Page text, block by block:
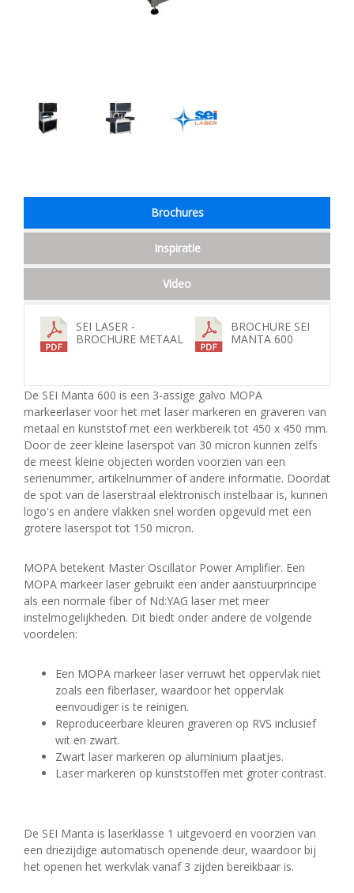
Brochures
Inspiratie
Video
SEI LASER -
BROCHURE METAAL
BROCHURE SEI
MANTA 600
De SEI Manta 600 is een 3-assige galvo MOPA
markeerlaser voor het met laser markeren en graveren van
metaal en kunststof met een werkbereik tot 450 x 450 mm.
Door de zeer kleine laserspot van 30 micron kunnen zelfs
de meest kleine objecten worden voorzien van een
serienummer, artikelnummer of andere informatie. Doordat
de spot van de laserstraal elektronisch instelbaar is, kunnen
logo's en andere vlakken snel worden opgevuld met een
grotere laserspot tot 150 micron.
MOPA betekent Master Oscillator Power Amplifier. Een
MOPA markeer laser gebruikt een ander aanstuurprincipe
als een normale fiber of Nd:YAG laser met meer
instelmogelijkheden. Dit biedt onder andere de volgende
voordelen:
Een MOPA markeer laser verruwt het oppervlak niet
zoals een fiberlaser, waardoor het oppervlak
eenvoudiger is te reinigen.
Reproduceerbare kleuren graveren op RVS inclusief
wit en zwart.
Zwart laser markeren op aluminium plaatjes.
Laser markeren op kunststoffen met groter contrast.
De SEI Manta is laserklasse 1 uitgevoerd en voorzien van
een driezijdige automatisch openende deur, waardoor bij
het openen het werkvlak vanaf 3 zijden bereikbaar is.